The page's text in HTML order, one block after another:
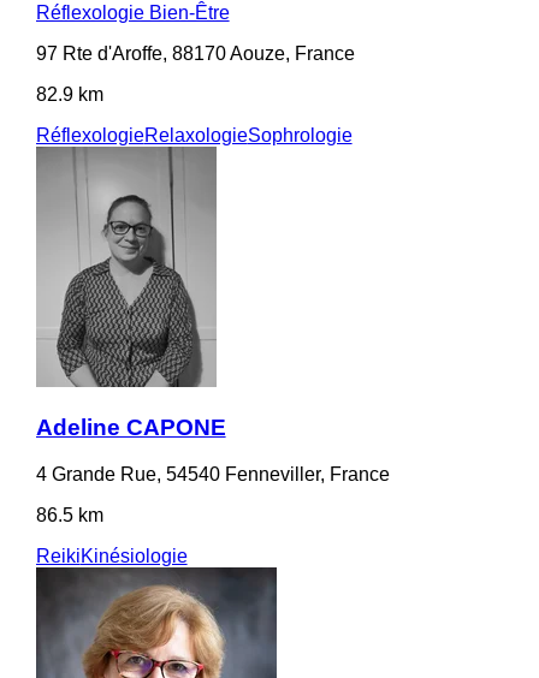
Réflexologie Bien-Être
97 Rte d'Aroffe, 88170 Aouze, France
82.9 km
RéflexologieRelaxologieSophrologie
Adeline CAPONE
4 Grande Rue, 54540 Fenneviller, France
86.5 km
ReikiKinésiologie